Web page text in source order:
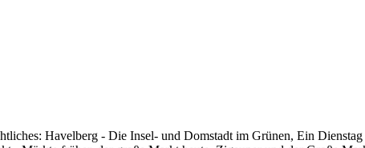
Havelberg - Die Insel- und Domstadt im Grünen, Ein